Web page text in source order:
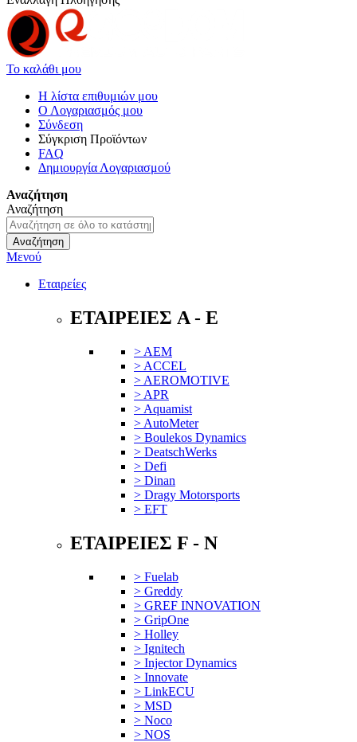
Το καλάθι μου
Η λίστα επιθυμιών μου
Ο Λογαριασμός μου
Σύνδεση
Σύγκριση Προϊόντων
FAQ
Δημιουργία Λογαριασμού
Αναζήτηση
Αναζήτηση
Αναζήτηση
Μενού
Εταιρείες
ΕΤΑΙΡΕΙΕΣ A - E
> AEM
> ACCEL
> AEROMOTIVE
> APR
> Aquamist
> AutoMeter
> Boulekos Dynamics
> DeatschWerks
> Defi
> Dinan
> Dragy Motorsports
> EFT
ΕΤΑΙΡΕΙΕΣ F - N
> Fuelab
> Greddy
> GREF INNOVATION
> GripOne
> Holley
> Ignitech
> Injector Dynamics
> Innovate
> LinkECU
> MSD
> Noco
> NOS